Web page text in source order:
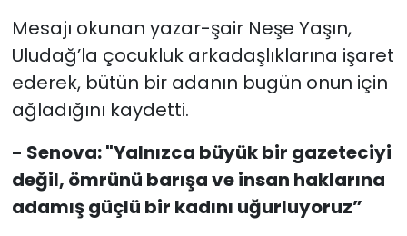
Mesajı okunan yazar-şair Neşe Yaşın,
Uludağ’la çocukluk arkadaşlıklarına işaret
ederek, bütün bir adanın bugün onun için
ağladığını kaydetti.
- Senova: "Yalnızca büyük bir gazeteciyi
değil, ömrünü barışa ve insan haklarına
adamış güçlü bir kadını uğurluyoruz”